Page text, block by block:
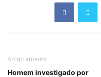
Artigo anterior
Homem investigado por